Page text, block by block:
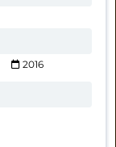
2016